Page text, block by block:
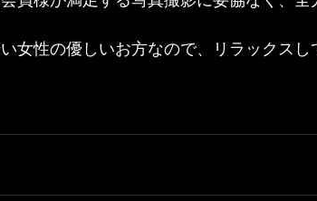
女性の優しいお方なので、リラックスし